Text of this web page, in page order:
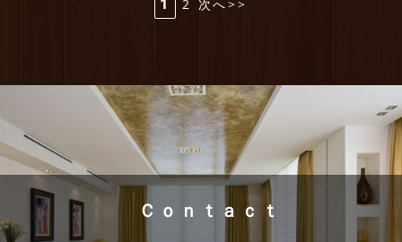
2 次へ>>
Ｃｏｎｔａｃｔ